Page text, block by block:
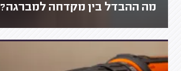
מה ההבדל בין מקדחה למברגה?